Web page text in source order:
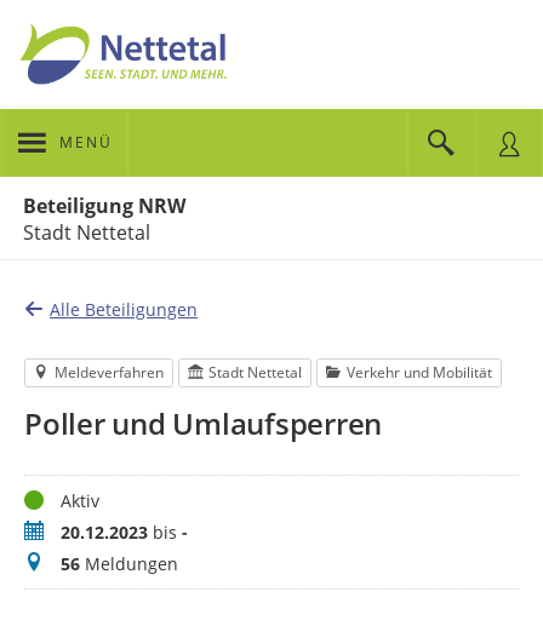
MENÜ
Beteiligung NRW
Stadt Nettetal
Alle Beteiligungen
Meldeverfahren Stadt Nettetal Verkehr und Mobilität
Poller und Umlaufsperren
StatusAktiv
Zeitraum20.12.2023 bis -
Meldungen
56 Meldungen